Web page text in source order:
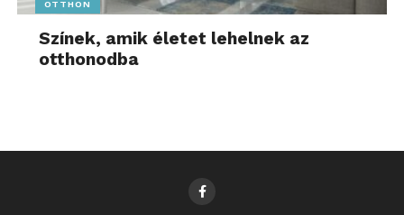
OTTHON
Színek, amik életet lehelnek az
otthonodba